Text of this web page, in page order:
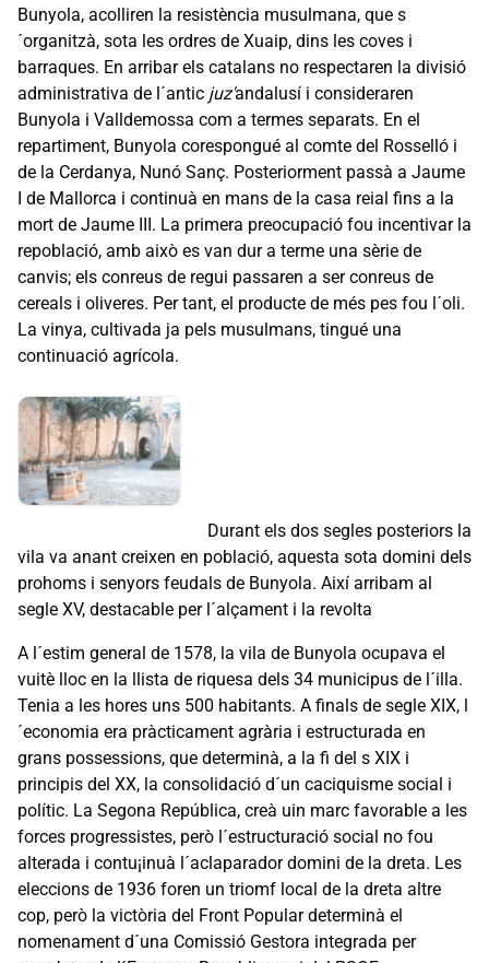
Bunyola, acolliren la resistència musulmana, que s
´organitzà, sota les ordres de Xuaip, dins les coves i
barraques. En arribar els catalans no respectaren la divisió
administrativa de l´antic juz'andalusí i consideraren
Bunyola i Valldemossa com a termes separats. En el
repartiment, Bunyola corespongué al comte del Rosselló i
de la Cerdanya, Nunó Sanç. Posteriorment passà a Jaume
I de Mallorca i continuà en mans de la casa reial fins a la
mort de Jaume III. La primera preocupació fou incentivar la
repoblació, amb això es van dur a terme una sèrie de
canvis; els conreus de regui passaren a ser conreus de
cereals i oliveres. Per tant, el producte de més pes fou l´oli.
La vinya, cultivada ja pels musulmans, tingué una
continuació agrícola.
Durant els dos segles posteriors la
vila va anant creixen en població, aquesta sota domini dels
prohoms i senyors feudals de Bunyola. Així arribam al
segle XV, destacable per l´alçament i la revolta
A l´estim general de 1578, la vila de Bunyola ocupava el
vuitè lloc en la llista de riquesa dels 34 municipus de l´illa.
Tenia a les hores uns 500 habitants. A finals de segle XIX, l
´economia era pràcticament agrària i estructurada en
grans possessions, que determinà, a la fi del s XIX i
principis del XX, la consolidació d´un caciquisme social i
polític. La Segona República, creà uin marc favorable a les
forces progressistes, però l´estructuració social no fou
alterada i contu¡inuà l´aclaparador domini de la dreta. Les
eleccions de 1936 foren un triomf local de la dreta altre
cop, però la victòria del Front Popular determinà el
nomenament d´una Comissió Gestora integrada per